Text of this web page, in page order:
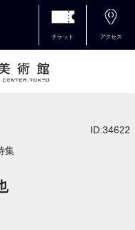
チケット アクセス
ID:34622
集